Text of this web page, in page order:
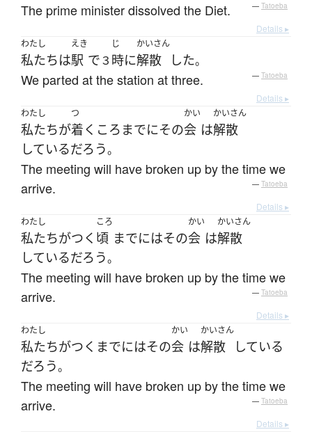
The prime minister dissolved the Diet. — Tatoeba
Details ▸
わたし
私たちは
えき
駅 で３
じ
時に
かいさん
解散 した。
We parted at the station at three. — Tatoeba
Details ▸
わたし
私たちが
つ
着く ころ までにその
かい
会 は
かいさん
解散
しているだろう。
The meeting will have broken up by the time we
arrive.
— Tatoeba
Details ▸
わたし
私たちがつく
ころ
頃 までにはその
かい
会 は
かいさん
解散
しているだろう。
The meeting will have broken up by the time we
arrive.
— Tatoeba
Details ▸
わたし
私たちがつく までにはその
かい
会 は
かいさん
解散
している
だろう。
The meeting will have broken up by the time we
arrive.
— Tatoeba
Details ▸